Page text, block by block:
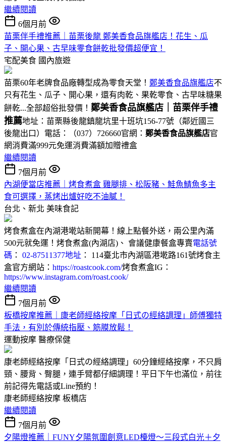
繼續閱讀
6個月前
苗栗伴手禮推薦｜苗栗後龍 鄭美香食品旗艦店！花生、瓜
子、開心果、古早味零食餅乾批發價超便宜！
宅配美食 國內旅遊
苗栗60年老牌食品廠轉型成為零食天堂！ 鄭美香食品旗艦店不
只有花生、瓜子、開心果，還有肉乾、果乾零食、古早味糖果
餅乾...全部超俗批發價！ 鄭美香食品旗艦店｜苗栗伴手禮
推薦地址：苗栗縣後龍鎮龍坑里十班坑156-77號（鄰近國三
後龍出口）電話：（037）726660官網： 鄭美香食品旗艦店官
網消費滿999元免運消費滿額加贈禮盒
繼續閱讀
7個月前
內湖便當店推薦｜烤食煮盒 雞腿排、松阪豬、鮭魚鯖魚多主
食可選擇，蒸烤出爐好吃不油膩！
台北、新北 美味食記
烤食煮盒在內湖港墘站新開幕！線上點餐外送，兩公里內滿
500元就免運！烤食煮盒(內湖店)、 會議健康餐盒專賣電話號
碼 ： 02-87511377地址 ： 114臺北市內湖區港墘路161號烤食主
盒官方網站： https://roastcook.com/烤食煮盒IG：
https://www.instagram.com/roast.cook/
繼續閱讀
7個月前
板橋按摩推薦｜康老師經絡按摩「日式の經絡調理」師傅獨特
手法，有別於傳統指壓、筋膜放鬆！
運動按摩 醫療保健
康老師經絡按摩「日式の經絡調理」60分鐘經絡按摩，不只肩
頸、腰背、臀腿，連手臂都仔細調理！平日下午也滿位，前往
前記得先電話或Line預約！
康老師經絡按摩 板橋店
繼續閱讀
7個月前
夕陽燈推薦｜FUNY夕陽氛圍創意LED檯燈～三段式白光＋夕